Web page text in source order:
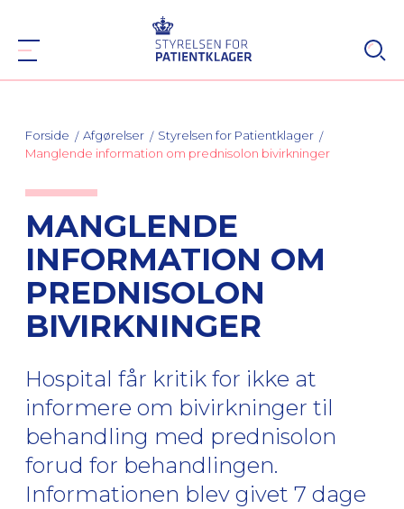
Forside Afgørelser
Styrelsen for Patientklager
Manglende information om prednisolon bivirkninger
MANGLENDE
INFORMATION OM
PREDNISOLON
BIVIRKNINGER
Hospital får kritik for ikke at
informere om bivirkninger til
behandling med prednisolon
forud for behandlingen.
Informationen blev givet 7 dage